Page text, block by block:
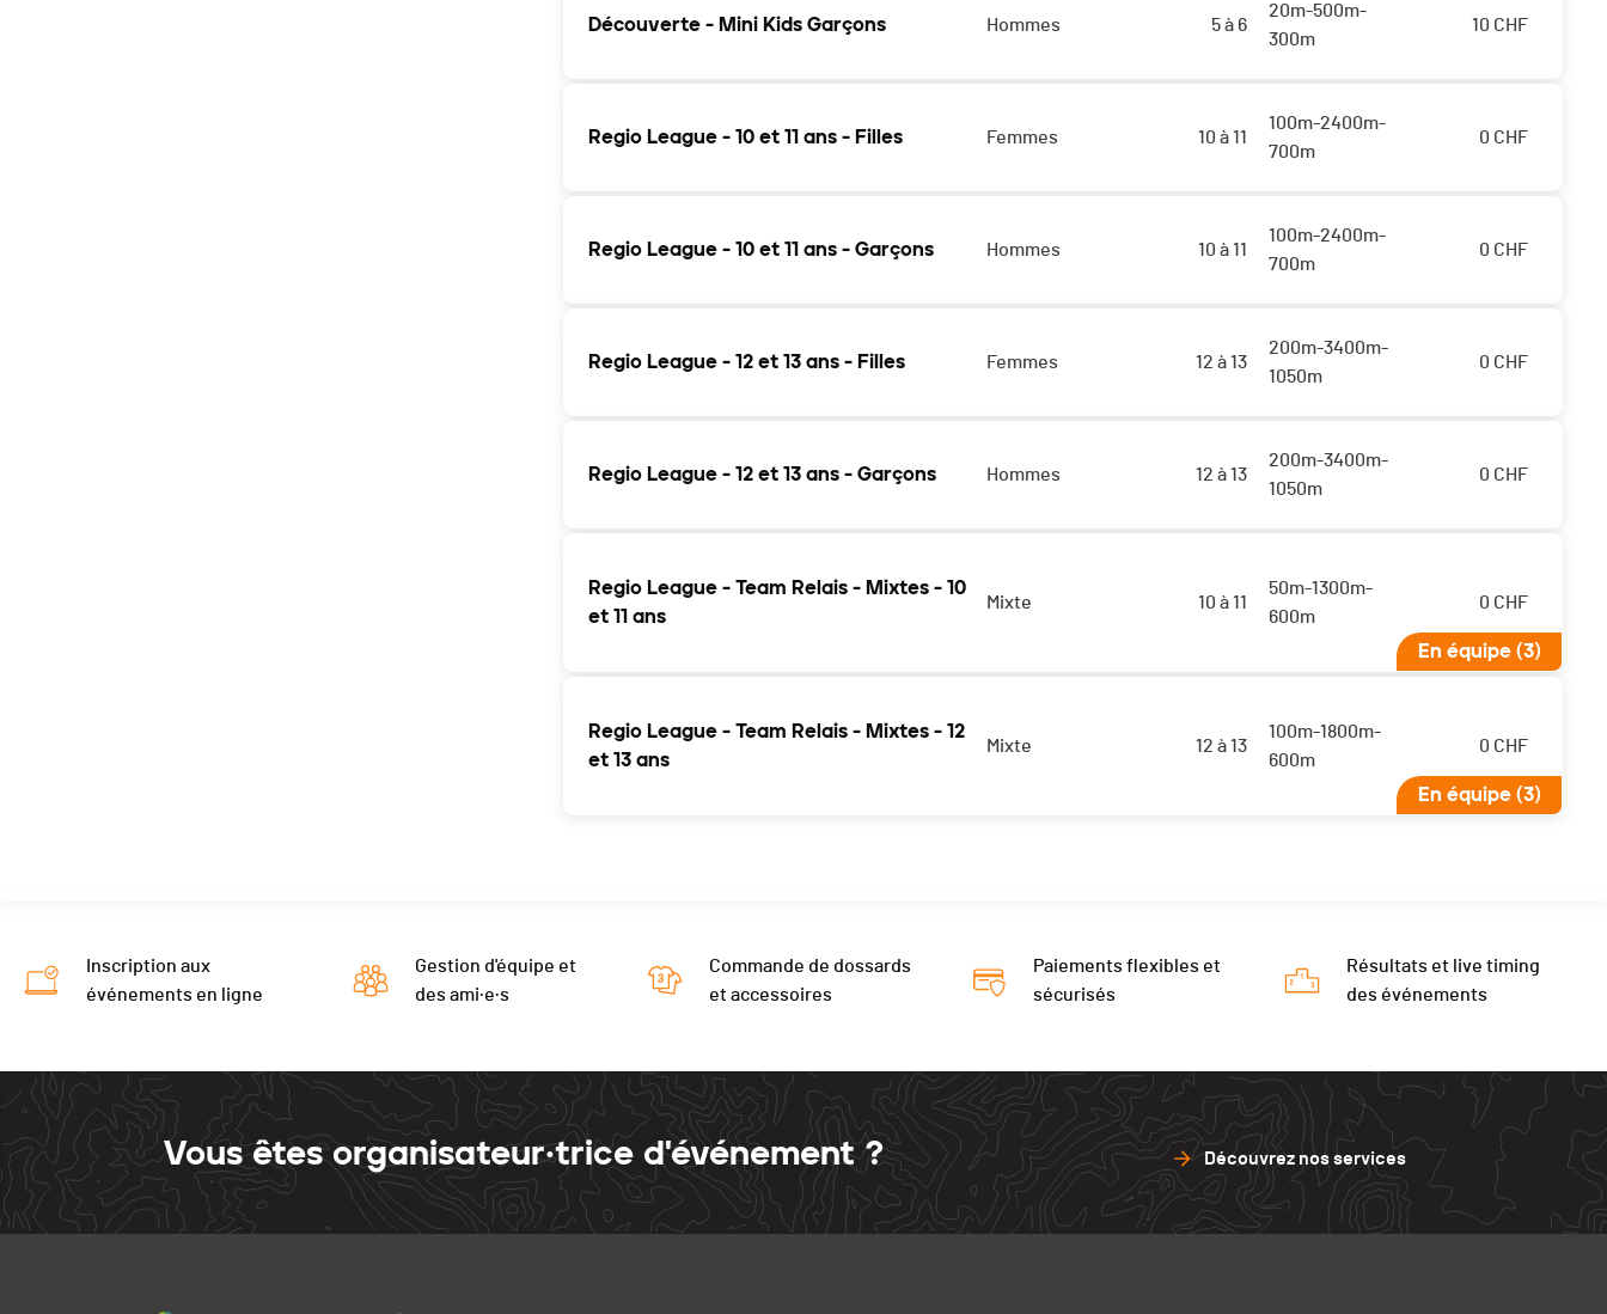
Découverte - Mini Kids Garçons Hommes 5 à 6
20m-500m-
300m
10 CHF
Regio League - 10 et 11 ans - Filles Femmes 10 à 11
100m-2400m-
700m
0 CHF
Regio League - 10 et 11 ans - Garçons Hommes 10 à 11
100m-2400m-
700m
0 CHF
Regio League - 12 et 13 ans - Filles Femmes 12 à 13
200m-3400m-
1050m
0 CHF
Regio League - 12 et 13 ans - Garçons Hommes 12 à 13
200m-3400m-
1050m
0 CHF
Regio League - Team Relais - Mixtes - 10
et 11 ans
Mixte 10 à 11
50m-1300m-
600m
0 CHF
En équipe (3)
Regio League - Team Relais - Mixtes - 12
et 13 ans
Mixte 12 à 13
100m-1800m-
600m
0 CHF
En équipe (3)
Inscription aux
événements en ligne
Gestion d'équipe et
des ami·e·s
Commande de dossards
et accessoires
Paiements flexibles et
sécurisés
Résultats et live timing
des événements
Vous êtes organisateur·trice d'événement ? Découvrez nos services